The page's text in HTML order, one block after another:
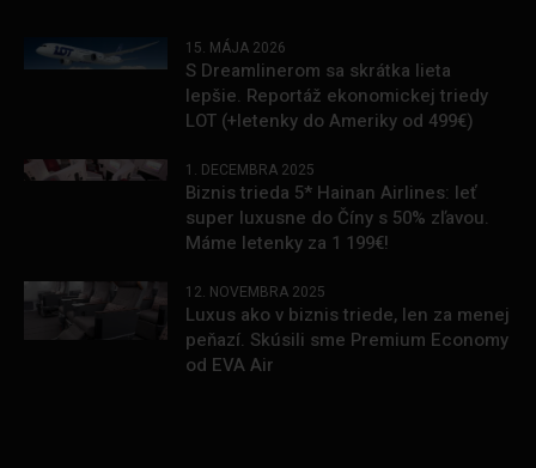
15. MÁJA 2026
S Dreamlinerom sa skrátka lieta
lepšie. Reportáž ekonomickej triedy
LOT (+letenky do Ameriky od 499€)
1. DECEMBRA 2025
Biznis trieda 5* Hainan Airlines: leť
super luxusne do Číny s 50% zľavou.
Máme letenky za 1 199€!
12. NOVEMBRA 2025
Luxus ako v biznis triede, len za menej
peňazí. Skúsili sme Premium Economy
od EVA Air